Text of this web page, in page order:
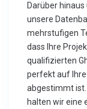
Darüber
unsere
mehrstufigen
dass Ihre
qualifizierten
perfekt auf
abgestimmt
halten wir eine